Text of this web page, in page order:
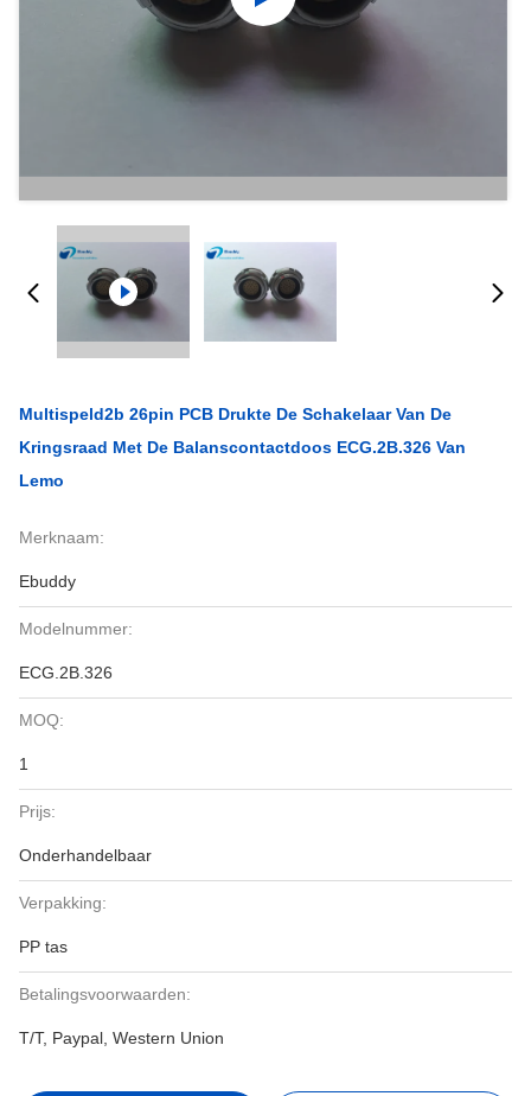
Multispeld2b 26pin PCB Drukte De Schakelaar Van De
Kringsraad Met De Balanscontactdoos ECG.2B.326 Van
Lemo
Merknaam:
Ebuddy
Modelnummer:
ECG.2B.326
MOQ:
1
Prijs:
Onderhandelbaar
Verpakking:
PP tas
Betalingsvoorwaarden:
T/T, Paypal, Western Union